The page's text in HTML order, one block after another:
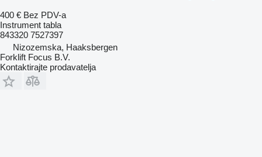
400 € Bez PDV-a
Instrument tabla
843320 7527397
Nizozemska, Haaksbergen
Forklift Focus B.V.
Kontaktirajte prodavatelja